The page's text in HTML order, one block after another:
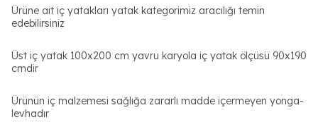
Ürüne ait iç yatakları yatak kategorimiz aracılığı temin
edebilirsiniz
Üst iç yatak 100x200 cm yavru karyola iç yatak ölçüsü 90x190
cmdir
Ürünün iç malzemesi sağlığa zararlı madde içermeyen yonga-
levhadır